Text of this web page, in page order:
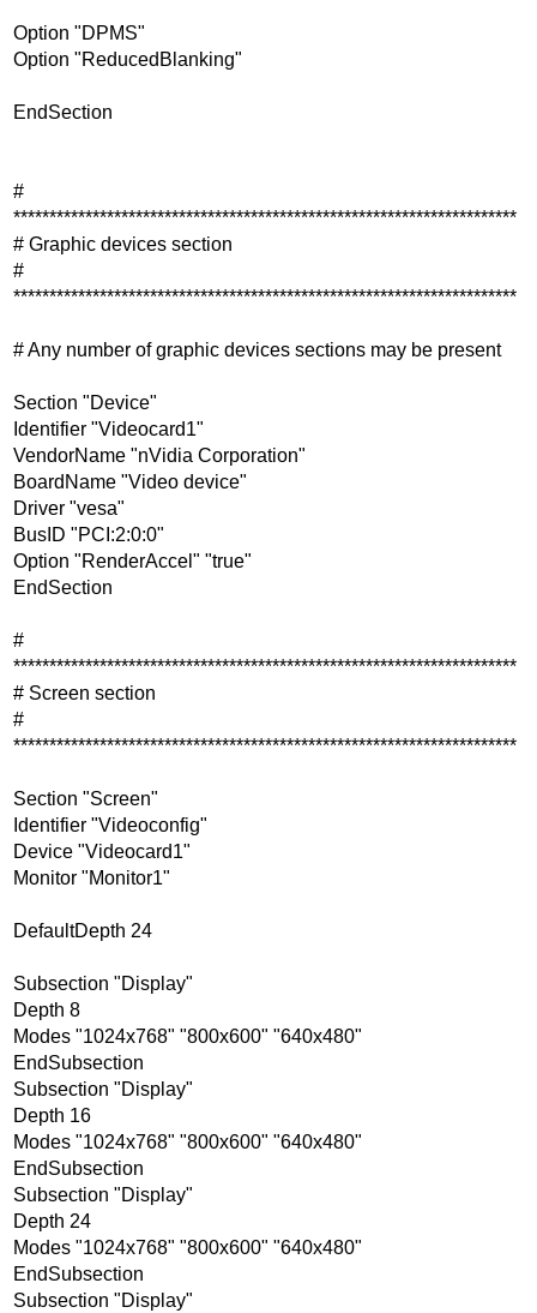
Option "DPMS"
Option "ReducedBlanking"
EndSection
#
**********************************************************************
# Graphic devices section
#
**********************************************************************
# Any number of graphic devices sections may be present
Section "Device"
Identifier "Videocard1"
VendorName "nVidia Corporation"
BoardName "Video device"
Driver "vesa"
BusID "PCI:2:0:0"
Option "RenderAccel" "true"
EndSection
#
**********************************************************************
# Screen section
#
**********************************************************************
Section "Screen"
Identifier "Videoconfig"
Device "Videocard1"
Monitor "Monitor1"
DefaultDepth 24
Subsection "Display"
Depth 8
Modes "1024x768" "800x600" "640x480"
EndSubsection
Subsection "Display"
Depth 16
Modes "1024x768" "800x600" "640x480"
EndSubsection
Subsection "Display"
Depth 24
Modes "1024x768" "800x600" "640x480"
EndSubsection
Subsection "Display"